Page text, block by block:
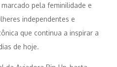
pela feminilidade e
independentes e
que continua a inspirar a
de hoje.